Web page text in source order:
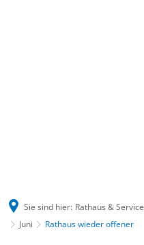
Sie sind hier: Rathaus & Service
Juni
Rathaus wieder offener